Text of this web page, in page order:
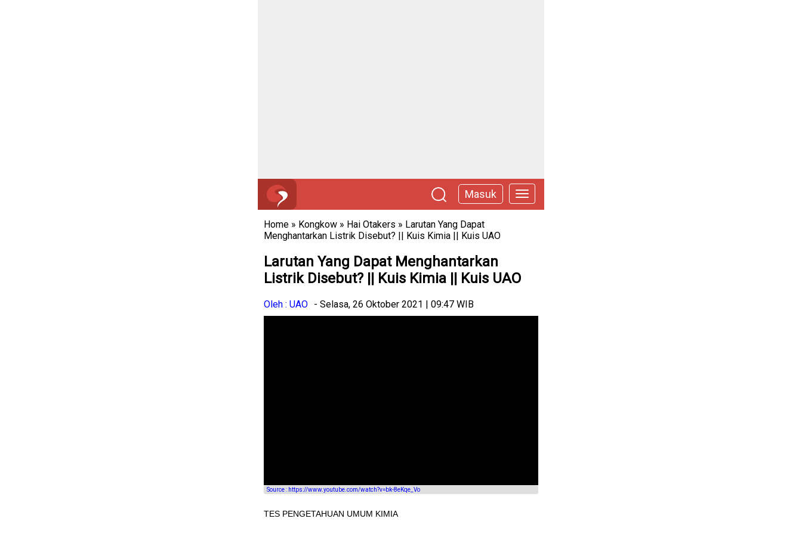
Masuk
Home » Kongkow » Hai Otakers » Larutan Yang Dapat
Menghantarkan Listrik Disebut? || Kuis Kimia || Kuis UAO
Larutan Yang Dapat Menghantarkan
Listrik Disebut? || Kuis Kimia || Kuis UAO
Oleh : UAO - Selasa, 26 Oktober 2021 | 09:47 WIB
Source : https://www.youtube.com/watch?v=bk-8eKqe_Vo
TES PENGETAHUAN UMUM KIMIA